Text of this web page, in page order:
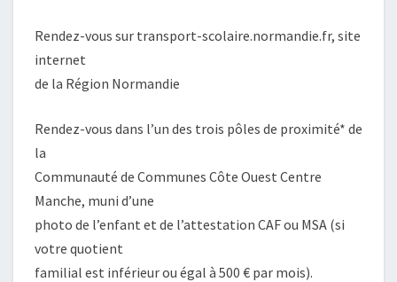
Rendez-vous sur transport-scolaire.normandie.fr, site
internet
de la Région Normandie
Rendez-vous dans l’un des trois pôles de proximité* de
la
Communauté de Communes Côte Ouest Centre
Manche, muni d’une
photo de l’enfant et de l’attestation CAF ou MSA (si
votre quotient
familial est inférieur ou égal à 500 € par mois).